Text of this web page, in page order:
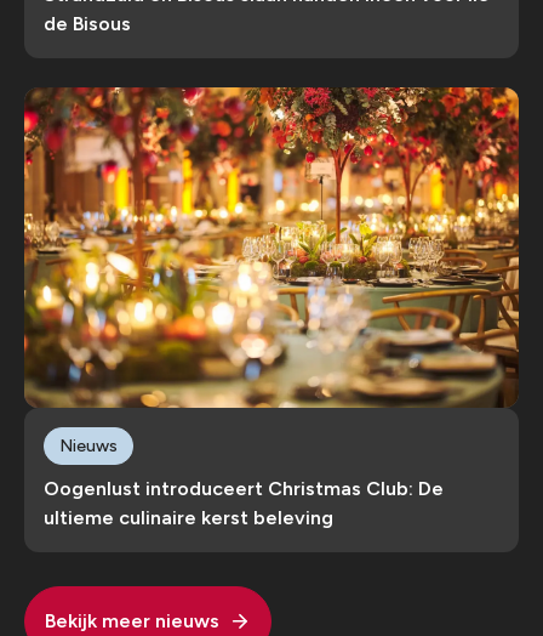
de Bisous
Oogenlust introduceert Christmas Club: De
ultieme culinaire kerst beleving
Nieuws
Bekijk meer nieuws